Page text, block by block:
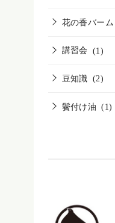
花の香バーム
講習会 (1)
豆知識 (2)
鬢付け油 (1)